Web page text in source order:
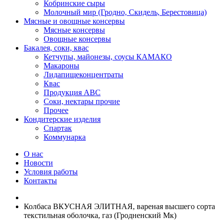
Кобринские сыры
Молочный мир (Гродно, Скидель, Берестовица)
Мясные и овощные консервы
Мясные консервы
Овощные консервы
Бакалея, соки, квас
Кетчупы, майонезы, соусы КАМАКО
Макароны
Лидапищеконцентраты
Квас
Продукция АВС
Соки, нектары прочие
Прочее
Кондитерские изделия
Спартак
Коммунарка
О нас
Новости
Условия работы
Контакты
Колбаса ВКУСНАЯ ЭЛИТНАЯ, вареная высшего сорта
текстильная оболочка, газ (Гродненский Мк)